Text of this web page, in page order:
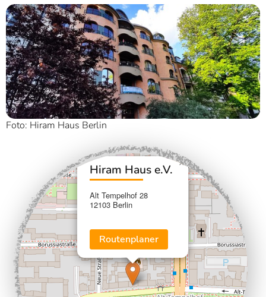
Foto: Hiram Haus Berlin
Hiram Haus e.V.
Alt Tempelhof 28
12103 Berlin
Routenplaner
×